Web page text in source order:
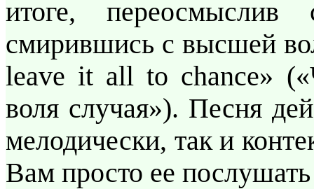
итоге,
смирившись с высшей
leave it all to chance»
воля случая»). Песня
мелодически, так и
Вам просто ее